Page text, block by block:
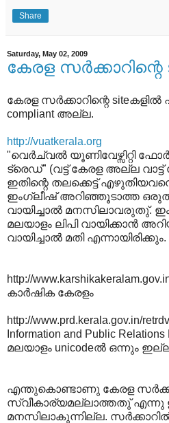
Share
Saturday, May 02, 2009
കേരള
കേരള സർക്കാറിന്റെ
compliant അല്ല.
http://vuatkerala.org
"വെർച്വൽ യൂണിവേഴ്സിറ്റി
ട്രെഡ്" (വട്ട് കേരള അല്ല വാട്ട്
ഇതിന്റെ തലക്കെട്ട്
ഇം‌ഗ്ലീഷ് അറിഞ്ഞൂടാത്ത
വായിച്ചാൽ മനസിലാവരുതു്.
മലയാളം ലിപി വായിക്കാൻ
വായിച്ചാൽ മതി എന്നായിരിക്കും.
http://
കാർഷിക കേരളം
http://www.prd.kerala.gov.in/
Information and Public Relations
മലയാളം unicodeൽ ഒന്നും
എന്തുകൊണ്ടാണു കേരള
സ്വീകാര്യമല്ലാത്തതു് എന്നു
മനസിലാകുന്നില്ല.